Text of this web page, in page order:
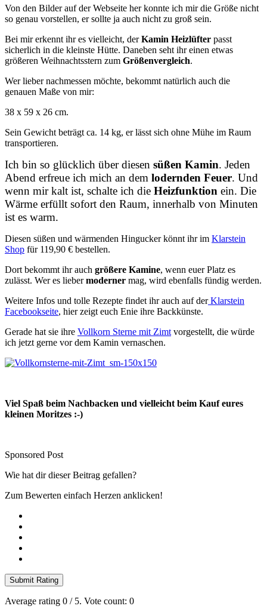
Von den Bilder auf der Webseite her konnte ich mir die Größe nicht
so genau vorstellen, er sollte ja auch nicht zu groß sein.
Bei mir erkennt ihr es vielleicht, derKamin Heizlüfter passt
sicherlich in die kleinste Hütte. Daneben seht ihr einen etwas
größeren Weihnachtsstern zum Größenvergleich.
Wer lieber nachmessen möchte, bekommt natürlich auch die
genauen Maße von mir:
38 x 59 x 26 cm.
Sein Gewicht beträgt ca. 14 kg, er lässt sich ohne Mühe im Raum
transportieren.
Ich bin so glücklich über diesen süßen Kamin. Jeden
Abend erfreue ich mich an dem lodernden Feuer. Und
wenn mir kalt ist, schalte ich die Heizfunktion ein. Die
Wärme erfüllt sofort den Raum, innerhalb von Minuten
ist es warm.
Diesen süßen und wärmenden Hingucker könnt ihr im Klarstein
Shop für 119,90 € bestellen.
Dort bekommt ihr auch größere Kamine, wenn euer Platz es
zulässt. Wer es liebermoderner mag, wird ebenfalls fündig werden.
Weitere Infos und tolle Rezepte findet ihr auch auf derKlarstein
Facebookseite, hier zeigt euch Enie ihre Backkünste.
Gerade hat sie ihre Vollkorn Sterne mit Zimt vorgestellt, die würde
ich jetzt gerne vor dem Kamin vernaschen.
Viel Spaß beim Nachbacken und vielleicht beim Kauf eures
kleinen Moritzes :-)
Sponsored Post
Wie hat dir dieser Beitrag gefallen?
Zum Bewerten einfach Herzen anklicken!
Submit Rating
Average rating 0 / 5. Vote count: 0